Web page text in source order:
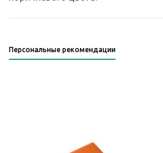
Персональные рекомендации